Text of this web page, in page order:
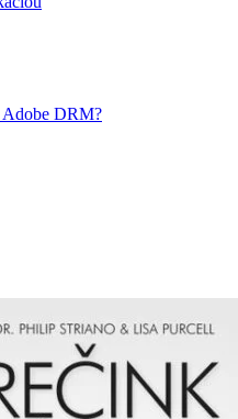
Adobe DRM?